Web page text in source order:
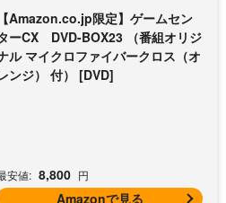
【Amazon.co.jp限定】ゲームセン
ーCX DVD-BOX23 （番組オリジ
ル マイクロファイバークロス（オ
ンジ） 付） [DVD]
安値: 8,800 円
Amazonで見る